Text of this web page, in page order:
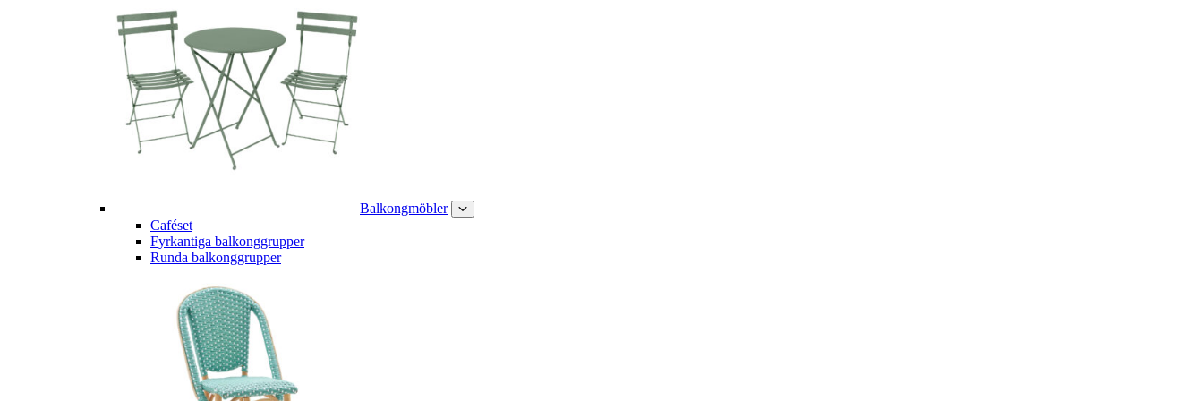
Balkongmöbler
Caféset
Fyrkantiga balkonggrupper
Runda balkonggrupper